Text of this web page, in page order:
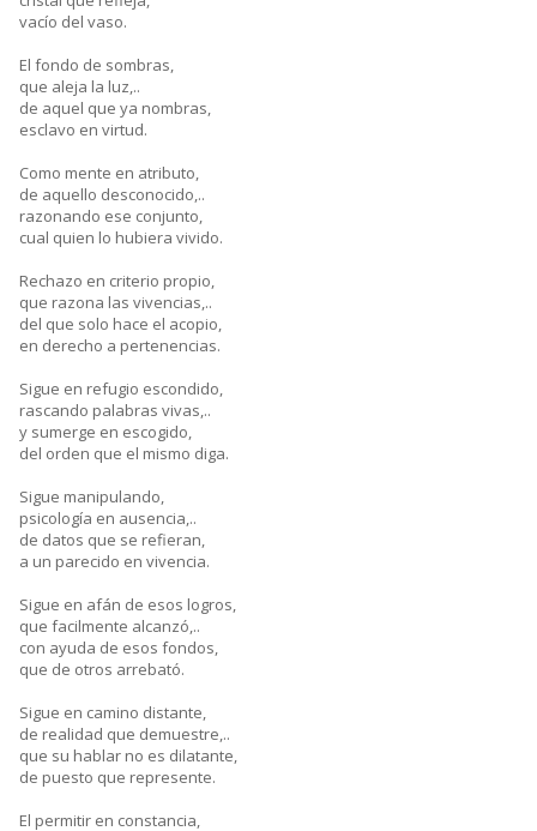
vacío del vaso.
El fondo de sombras,
que aleja la luz,..
de aquel que ya nombras,
esclavo en virtud.
Como mente en atributo,
de aquello desconocido,..
razonando ese conjunto,
cual quien lo hubiera vivido.
Rechazo en criterio propio,
que razona las vivencias,..
del que solo hace el acopio,
en derecho a pertenencias.
Sigue en refugio escondido,
rascando palabras vivas,..
y sumerge en escogido,
del orden que el mismo diga.
Sigue manipulando,
psicología en ausencia,..
de datos que se refieran,
a un parecido en vivencia.
Sigue en afán de esos logros,
que facilmente alcanzó,..
con ayuda de esos fondos,
que de otros arrebató.
Sigue en camino distante,
de realidad que demuestre,..
que su hablar no es dilatante,
de puesto que represente.
El permitir en constancia,